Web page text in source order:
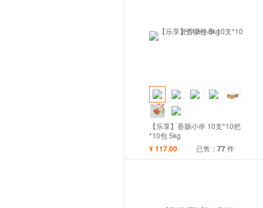
【乐享】香肠小串 10支*10把
*10包 5kg
¥117.00 已售：77件